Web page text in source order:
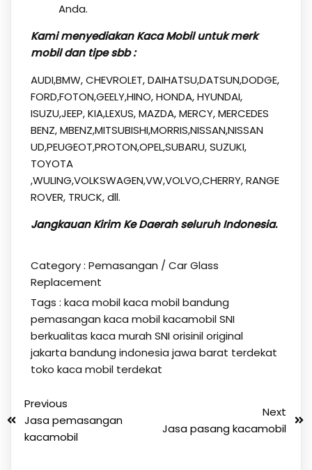
Anda.
Kami menyediakan Kaca Mobil untuk merk
mobil dan tipe sbb :
AUDI,BMW, CHEVROLET, DAIHATSU,DATSUN,DODGE,
FORD,FOTON,GEELY,HINO, HONDA, HYUNDAI,
ISUZU,JEEP, KIA,LEXUS, MAZDA, MERCY, MERCEDES
BENZ, MBENZ,MITSUBISHI,MORRIS,NISSAN,NISSAN
UD,PEUGEOT,PROTON,OPEL,SUBARU, SUZUKI,
TOYOTA
,WULING,VOLKSWAGEN,VW,VOLVO,CHERRY, RANGE
ROVER, TRUCK, dll.
Jangkauan Kirim Ke Daerah seluruh Indonesia.
Category : Pemasangan / Car Glass
Replacement
Tags : kaca mobilkaca mobil bandung
pemasangan kaca mobil kacamobil SNI
berkualitas kaca murah SNI orisinil original
jakarta bandung indonesia jawa barat terdekat
toko kaca mobil terdekat
Previous
Jasa pemasangan
kacamobil
Next
Jasa pasang kacamobil